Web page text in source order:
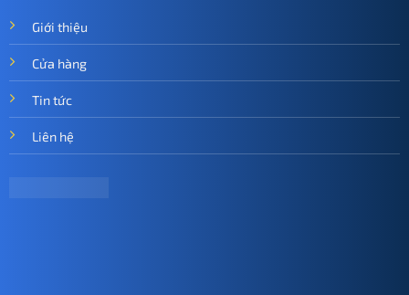
Giới thiệu
Cửa hàng
Tin tức
Liên hệ